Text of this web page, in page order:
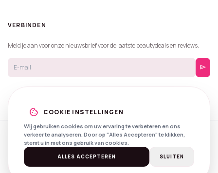
VERBINDEN
Meld je aan voor onze nieuwsbrief voor de laatste beautydeals en reviews.
send
© 2026 Beautyprijzen.
Created with
byNXS Digital
SpotlightsPrivacyVoorwaarden
cookie COOKIE INSTELLINGEN
Wij gebruiken cookies om uw ervaring te verbeteren en ons
verkeer te analyseren. Door op "Alles Accepteren" te klikken,
stemt u in met ons gebruik van cookies.
ALLES ACCEPTEREN SLUITEN